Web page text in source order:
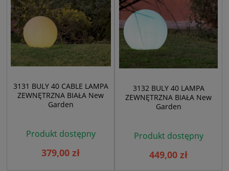
3131 BULY 40 CABLE LAMPA
ZEWNĘTRZNA BIAŁA New
Garden
Produkt dostępny
379,00 zł
3132 BULY 40 LAMPA
ZEWNĘTRZNA BIAŁA New
Garden
Produkt dostępny
449,00 zł